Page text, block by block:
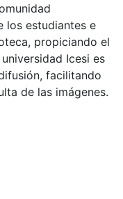
los estudiantes e
propiciando el
Icesi es
facilitando
de las imágenes.